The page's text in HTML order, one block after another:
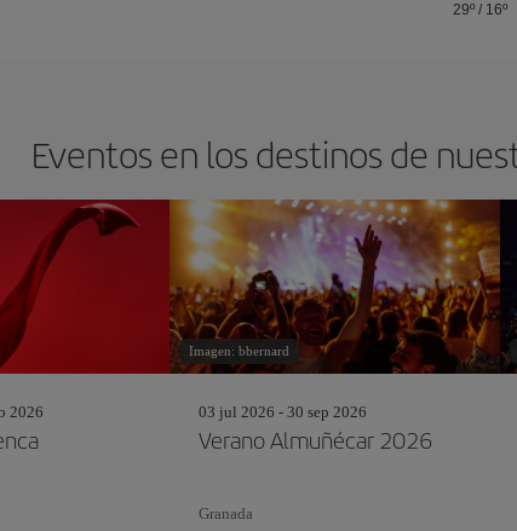
29º / 16º
Eventos en los destinos de
2026
Imagen: bbernard
03 jul 2026 - 30 sep 2026
Verano Almuñécar 2026
Granada